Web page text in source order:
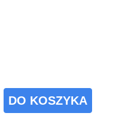
płatności
DO KOSZYKA